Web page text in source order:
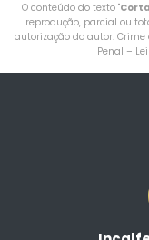
O conteúdo do texto "
reprodução, parcial ou
autorização do autor.
Penal –